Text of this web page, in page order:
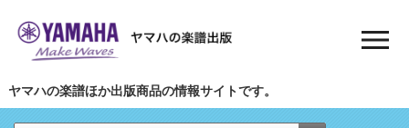
ヤマハの楽譜ほか出版商品の情報サイトです。